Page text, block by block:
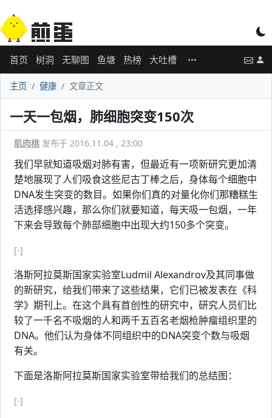
首页 树洞 无聊图 鱼塘 热榜 大吐槽
主页 健康 文章正文
一天一包烟，肺细胞突变150次
肌肉桃 发布于 2016.11.04 , 23:00
我们早就知道吸烟对肺有害，但最近有一项新研究更加清
楚地展现了人们吸食这些尼古丁棒之后，身体每个细胞中
DNA发生突变的数目。如果你们真的对量化你们那糟糕生
活选择感兴趣，那么你们就要知道，每天吸一包烟，一年
下来会导致每个肺部细胞中出现大约150多个突变。
[-]
洛斯阿拉莫斯国家实验室Ludmil Alexandrov及其同事做
的新研究，给我们带来了这些结果，它们已被发表在《科
学》期刊上。在这个具有首创性的研究中，研究人员们比
较了一千名不吸烟的人和两千五百名老烟枪肿瘤组织里的
DNA。他们认为身体不同组织中的DNA突变个数与吸烟
有关。
下面是洛斯阿拉莫斯国家实验室带给我们的总结图：
[-]